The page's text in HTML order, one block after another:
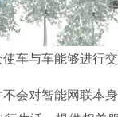
车与车能够进行
会对智能网联本